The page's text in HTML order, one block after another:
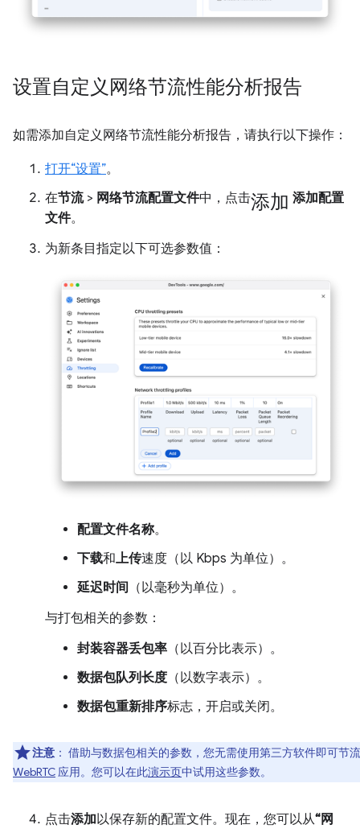
设置自定义网络节流性能分析报告
如需添加自定义网络节流性能分析报告，请执行以下操作：
打开“设置”。
在节流> 网络节流配置文件中，点击添加 添加配置
文件。
为新条目指定以下可选参数值：
配置文件名称。
下载和上传速度（以 Kbps 为单位）。
延迟时间 （以毫秒为单位）。
与打包相关的参数：
封装容器丢包率 （以百分比表示）。
数据包队列长度 （以数字表示）。
数据包重新排序标志，开启或关闭。
注意 ： 借助与数据包相关的参数，您无需使用第三方软件即可节流
WebRTC 应用。您可以在此演示页中试用这些参数。
点击添加以保存新的配置文件。现在，您可以从“网